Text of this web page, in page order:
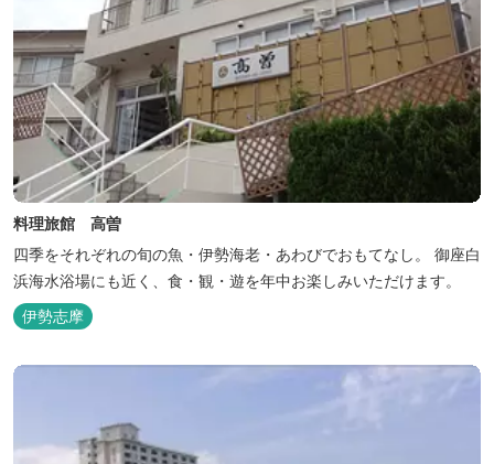
料理旅館 高曽
四季をそれぞれの旬の魚・伊勢海老・あわびでおもてなし。 御座白
浜海水浴場にも近く、食・観・遊を年中お楽しみいただけます。
伊勢志摩